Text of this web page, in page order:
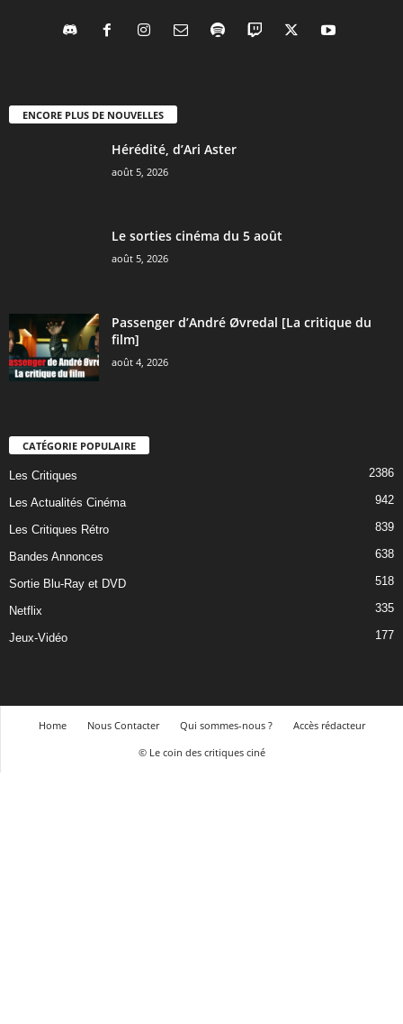
ENCORE PLUS DE NOUVELLES
Hérédité, d’Ari Aster
août 5, 2026
Le sorties cinéma du 5 août
août 5, 2026
Passenger d’André Øvredal [La critique du
film]
août 4, 2026
CATÉGORIE POPULAIRE
Les Critiques 2386
Les Actualités Cinéma 942
Les Critiques Rétro 839
Bandes Annonces 638
Sortie Blu-Ray et DVD 518
Netflix 335
Jeux-Vidéo 177
Home Nous Contacter Qui sommes-nous ?
Accès rédacteur
© Le coin des critiques ciné